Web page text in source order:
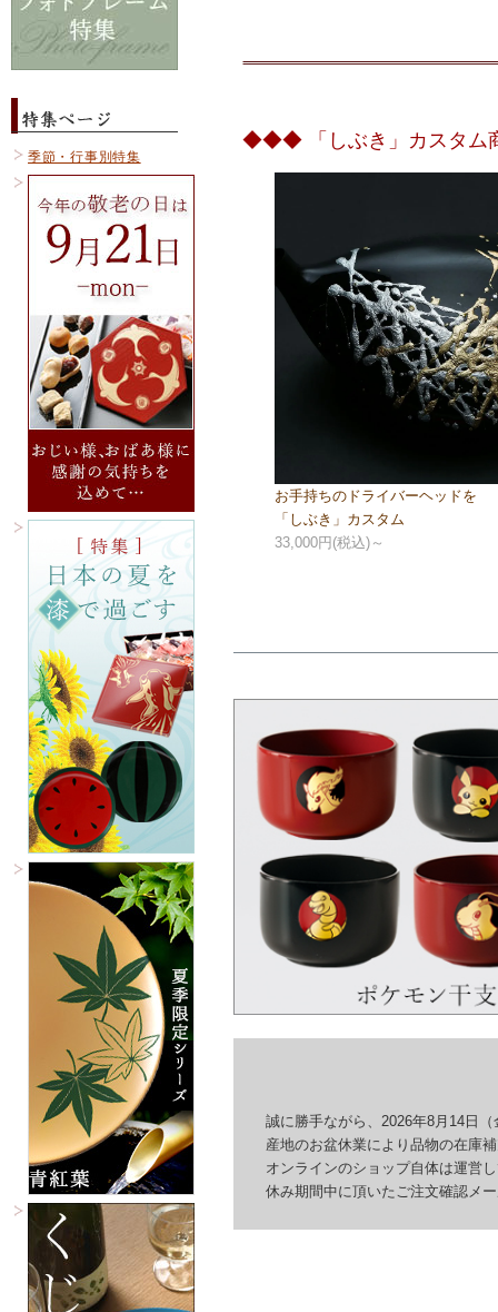
季節・行事別特集
◆◆◆ 「しぶき」カスタム
お手持ちのドライバーヘッドを
「しぶき」カスタム
33,000円(税込)～
誠に勝手ながら、2026年8月14日（
産地のお盆休業により品物の在庫補
オンラインのショップ自体は運営し
休み期間中に頂いたご注文確認メー